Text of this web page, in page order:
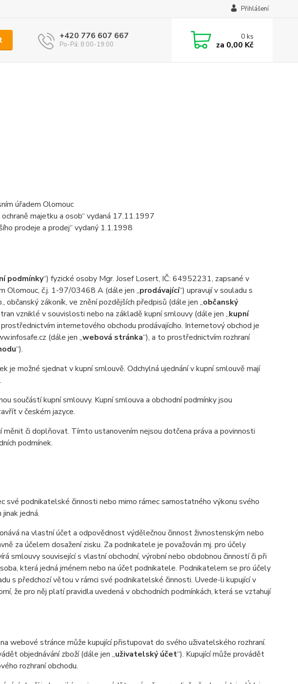
Přihlášení
+420 776 607 667
Po-Pá: 8:00-19:00
0ks
za 0,00 Kč
úřadem Olomouc
majetku a osob“ vydaná 17.11.1997
prodeje a prodej“ vydaný 1.1.1998
podmínky“) fyzické osoby Mgr. Josef Losert, IČ: 64952231, zapsané v
Olomouc, č.j. 1-97/03468 A (dále jen „prodávající“) upravují v souladu s
zákoník, ve znění pozdějších předpisů (dále jen „občanský
vzniklé v souvislosti nebo na základě kupní smlouvy (dále jen „kupní
prostřednictvím internetového obchodu prodávajícího. Internetový obchod je
(dále jen „webová stránka“), a to prostřednictvím rozhraní
“).
možné sjednat v kupní smlouvě. Odchylná ujednání v kupní smlouvě mají
součástí kupní smlouvy. Kupní smlouva a obchodní podmínky jsou
v českém jazyce.
či doplňovat. Tímto ustanovením nejsou dotčena práva a povinnosti
podmínek.
své podnikatelské činnosti nebo mimo rámec samostatného výkonu svého
jedná.
na vlastní účet a odpovědnost výdělečnou činnost živnostenským nebo
za účelem dosažení zisku. Za podnikatele je považován mj. pro účely
smlouvy související s vlastní obchodní, výrobní nebo obdobnou činností či při
která jedná jménem nebo na účet podnikatele. Podnikatelem se pro účely
s předchozí větou v rámci své podnikatelské činnosti. Uvede-li kupující v
že pro něj platí pravidla uvedená v obchodních podmínkách, která se vztahují
webové stránce může kupující přistupovat do svého uživatelského rozhraní.
objednávání zboží (dále jen „uživatelský účet“). Kupující může provádět
rozhraní obchodu.